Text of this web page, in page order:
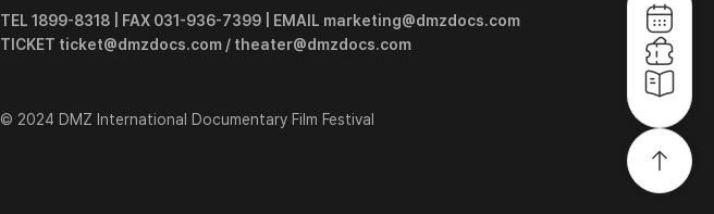
TEL 1899-8318 | FAX 031-936-7399 | EMAIL marketing@dmzdocs.com
TICKET ticket@dmzdocs.com / theater@dmzdocs.com
© 2024 DMZ International Documentary Film Festival